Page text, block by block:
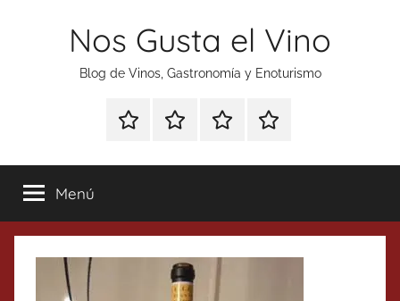
Nos Gusta el Vino
Blog de Vinos, Gastronomía y Enoturismo
Especial
Tonics
Enoturismo
Gastronomía
RankingContacto
Menú